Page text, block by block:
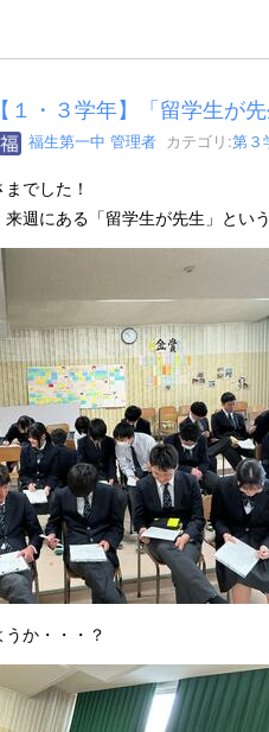
１・３学年】「留学生が
福生第一中 管理者カテゴリ:第３
でした！
週にある「留学生が先生」とい
か・・・？